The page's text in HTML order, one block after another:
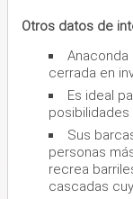
Otros datos de
Anaconda
cerrada en
Es ideal
Sus
personas
recrea
cascadas